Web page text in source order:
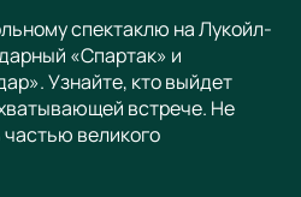
спектаклю на Лукойл-
«Спартак» и
Узнайте, кто выйдет
встрече. Не
великого